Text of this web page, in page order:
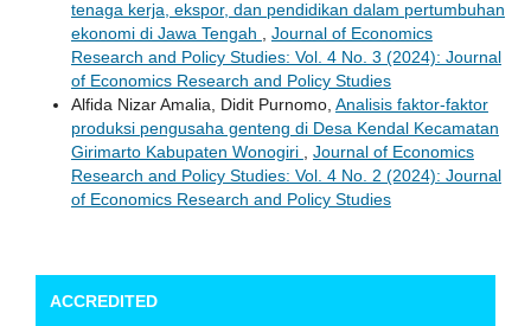
tenaga kerja, ekspor, dan pendidikan dalam pertumbuhan
ekonomi di Jawa Tengah , Journal of Economics
Research and Policy Studies: Vol. 4 No. 3 (2024): Journal
of Economics Research and Policy Studies
Alfida Nizar Amalia, Didit Purnomo, Analisis faktor-faktor
produksi pengusaha genteng di Desa Kendal Kecamatan
Girimarto Kabupaten Wonogiri , Journal of Economics
Research and Policy Studies: Vol. 4 No. 2 (2024): Journal
of Economics Research and Policy Studies
ACCREDITED